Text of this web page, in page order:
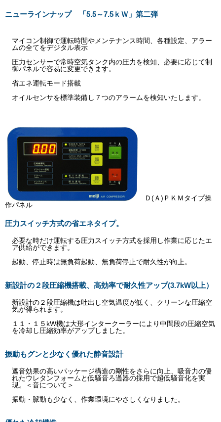
ニューラインナップ 「5.5～7.5ｋＷ」第二弾
マイコン制御で運転時間やメンテナンス時間、各種設定、アラー
ムの全てをデジタル表示
圧力センサーで常時空気タンク内の圧力を検知、必要に応じて制
御パネルで容易に変更できます。
省エネ運転モード搭載
オイルセンサを標準装備し７つのアラームを検知いたします。
Ｄ(Ａ)ＰＫＭタイプ操
作パネル
圧力スイッチ方式の省エネタイプ。
必要な時だけ運転する圧力スイッチ方式を採用し作業に応じたエ
ア供給ができます。
起動、停止時は無負荷起動、無負荷停止で耐久性が向上。
新設計の２段圧縮機搭載、高効率で耐久性アップ(3.7kW以上）
新設計の２段圧縮機は吐出し空気温度が低く、クリーンな圧縮空
気が得られます。
１１・１５kW機は大形インタークーラーにより中間段の圧縮空気
を冷却し圧縮効率がアップしました。
振動もグンと少なく優れた静音設計
遮音効果の高いパッケージ構造の剛性をさらに向上、吸音力の優
れたウレタンフォームと低騒音ろ過器の採用で超低騒音化を実
現。＜音について＞
振動・脈動も少なく、作業環境にやさしくなりました。